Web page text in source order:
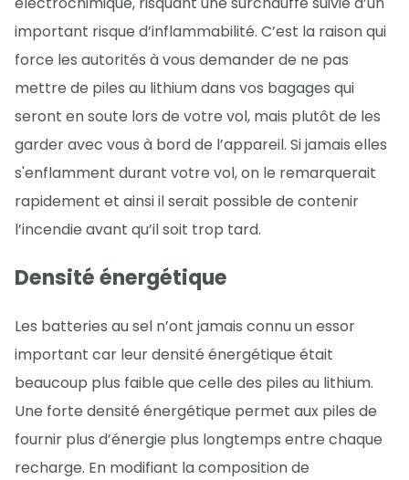
important risque d’inflammabilité. C’est la raison qui
force les autorités à vous demander de ne pas
mettre de piles au lithium dans vos bagages qui
seront en soute lors de votre vol, mais plutôt de les
garder avec vous à bord de l’appareil. Si jamais elles
s'enflamment durant votre vol, on le remarquerait
rapidement et ainsi il serait possible de contenir
l’incendie avant qu’il soit trop tard.
Densité énergétique
Les batteries au sel n’ont jamais connu un essor
important car leur densité énergétique était
beaucoup plus faible que celle des piles au lithium.
Une forte densité énergétique permet aux piles de
fournir plus d’énergie plus longtemps entre chaque
recharge. En modifiant la composition de